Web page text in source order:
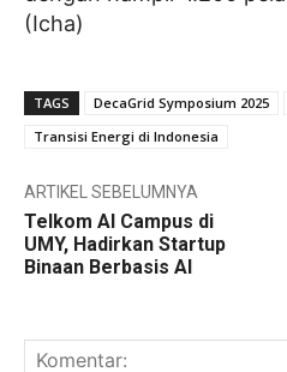
(Icha)
TAGS DecaGrid Symposium 2025
Transisi Energi di Indonesia
ARTIKEL SEBELUMNYA
Telkom AI Campus di
UMY, Hadirkan Startup
Binaan Berbasis AI